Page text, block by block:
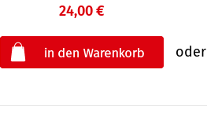
24,00 €
oder